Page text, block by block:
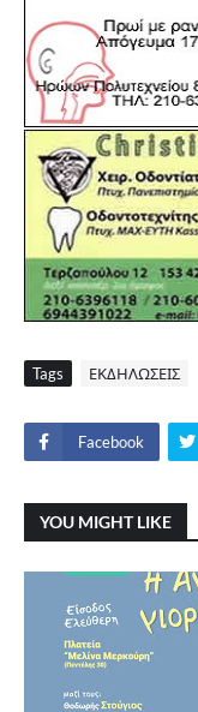
Tags ΕΚΔΗΛΩΣΕΙΣ
Facebook
YOU MIGHT LIKE